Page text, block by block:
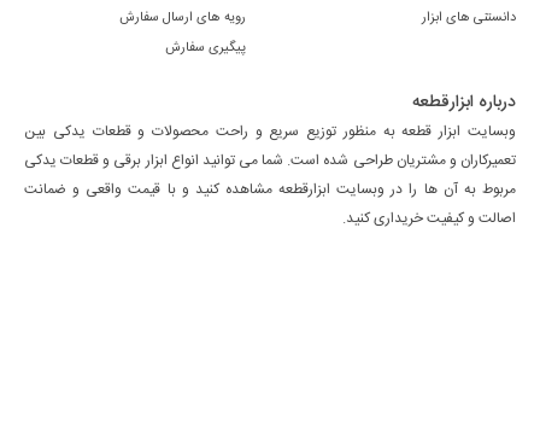
دانستنی های ابزار
رویه های ارسال سفارش
پیگیری سفارش
درباره ابزارقطعه
وبسایت ابزار قطعه به منظور توزیع سریع و راحت محصولات و قطعات یدکی بین
تعمیرکاران و مشتریان طراحی شده است. شما می توانید انواع ابزار برقی و قطعات یدکی
مربوط به آن ها را در وبسایت ابزارقطعه مشاهده کنید و با قیمت واقعی و ضمانت
اصالت و کیفیت خریداری کنید.